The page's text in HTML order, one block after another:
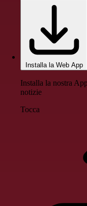
Installa la Web App
Installa la nostra
notizie
Tocca